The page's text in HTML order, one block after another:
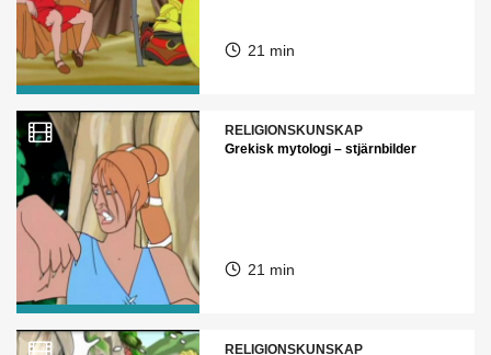
21 min
RELIGIONSKUNSKAP
Grekisk mytologi – stjärnbilder
21 min
RELIGIONSKUNSKAP